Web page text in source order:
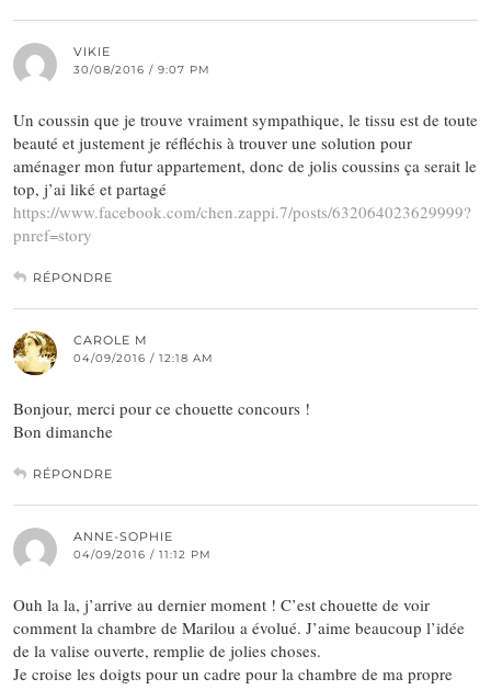
VIKIE
30/08/2016 / 9:07 PM
Un coussin que je trouve vraiment sympathique, le tissu est de toute
beauté et justement je réfléchis à trouver une solution pour
aménager mon futur appartement, donc de jolis coussins ça serait le
top, j’ai liké et partagé
https://www.facebook.com/chen.zappi.7/posts/632064023629999?
pnref=story
RÉPONDRE
CAROLE M
04/09/2016 / 12:18 AM
Bonjour, merci pour ce chouette concours !
Bon dimanche
RÉPONDRE
ANNE-SOPHIE
04/09/2016 / 11:12 PM
Ouh la la, j’arrive au dernier moment ! C’est chouette de voir
comment la chambre de Marilou a évolué. J’aime beaucoup l’idée
de la valise ouverte, remplie de jolies choses.
Je croise les doigts pour un cadre pour la chambre de ma propre